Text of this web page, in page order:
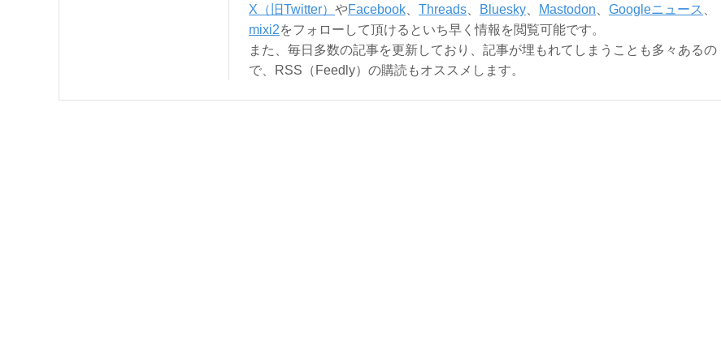
X（旧Twitter） やFacebook、 Threads、 Bluesky、 Mastodon、 Googleニュース 、
mixi2をフォローして頂けるといち早く情報を閲覧可能です。
また、毎日多数の記事を更新しており、記事が埋もれてしまうことも多々あるの
で、RSS（Feedly）の購読もオススメします。